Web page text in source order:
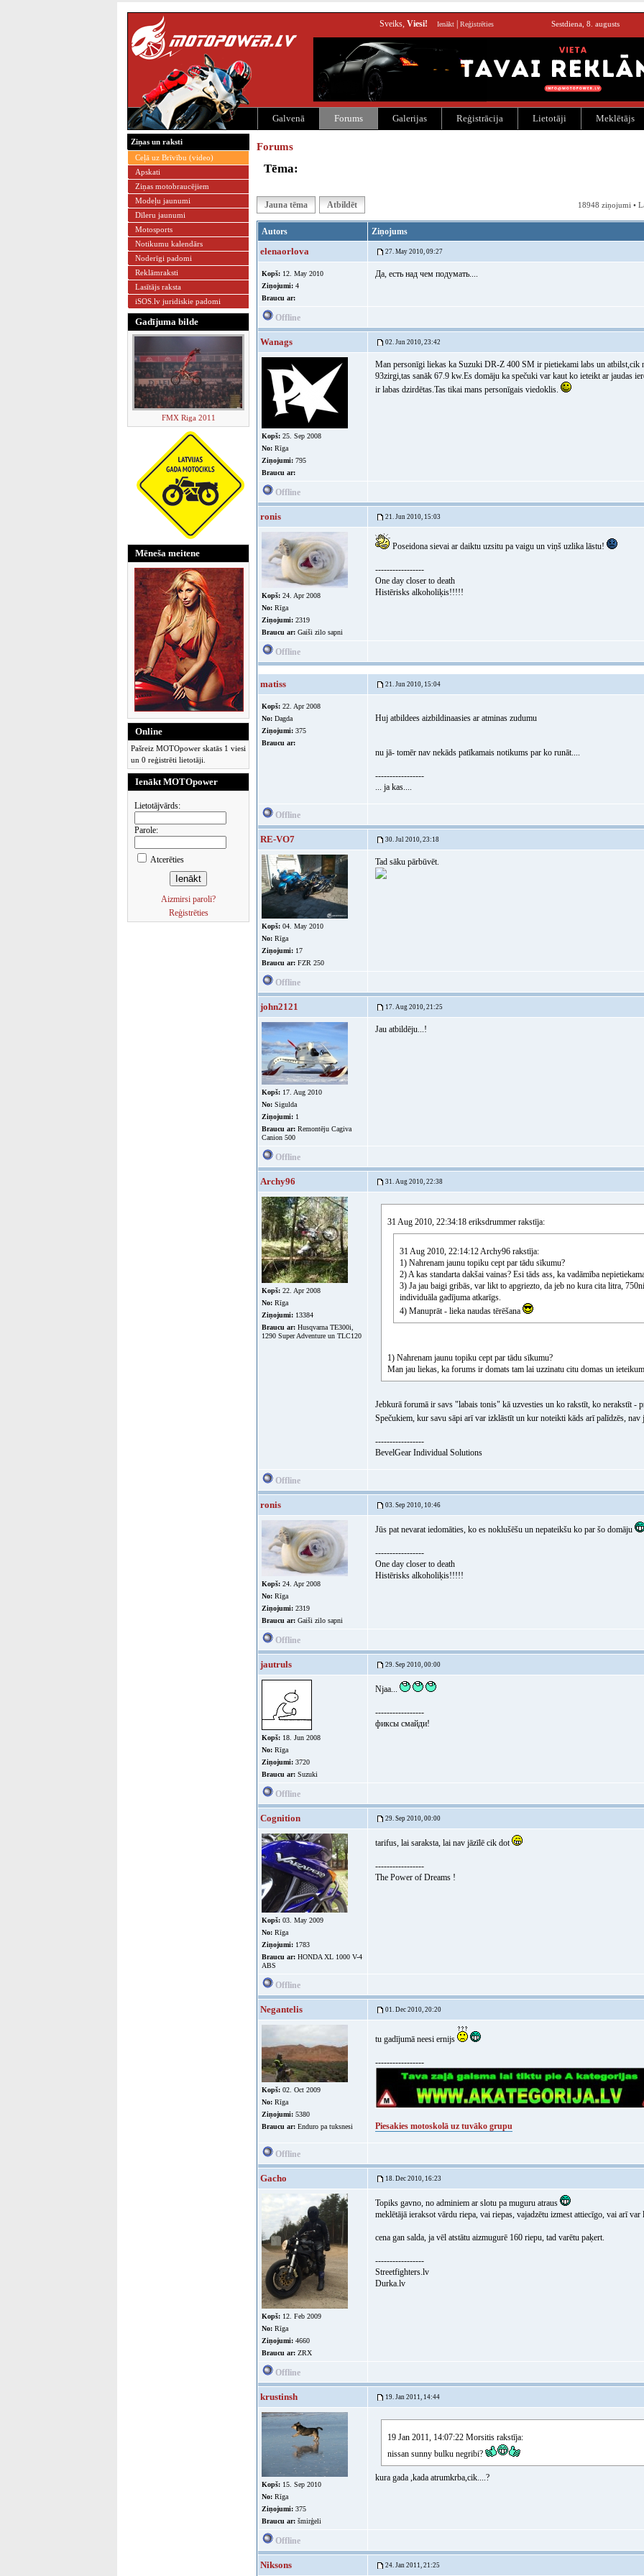
Sveiks, Viesi! Ienākt Reģistrēties Sestdiena, 8. augusts
Galvenā Forums Galerijas Reģistrācija Lietotāji Meklētājs
Ziņas un raksti
Ceļā uz Brīvību (video)
Apskati
Ziņas motobraucējiem
Modeļu jaunumi
Dīleru jaunumi
Motosports
Notikumu kalendārs
Noderīgi padomi
Reklāmraksti
Lasītājs raksta
iSOS.lv juridiskie padomi
Gadījuma bilde
FMX Riga 2011
Mēneša meitene
Online
Pašreiz MOTOpower skatās 1 viesi
un 0 reģistrēti lietotāji.
Ienākt MOTOpower
Lietotājvārds:
Parole:
Atcerēties
Aizmirsi paroli?
Reģistrēties
Forums
Tēma:
Jauna tēma Atbildēt 18948 ziņojumi •
Autors Ziņojums
elenaorlova 27. May 2010, 09:27
Kopš: 12. May 2010
Ziņojumi: 4
Braucu ar:
Да, есть над чем подумать....
Offline
Wanags 02. Jun 2010, 23:42
Kopš: 25. Sep 2008
No: Rīga
Ziņojumi: 795
Braucu ar:
Man personīgi liekas ka Suzuki DR-Z 400 SM ir pietiekami labs un
93zirgi,tas sanāk 67.9 kw.Es domāju ka spečuki var kaut ko ieteikt ar jaudas
ir labas dzirdētas.Tas tikai mans personīgais viedoklis.
Offline
ronis 21. Jun 2010, 15:03
Kopš: 24. Apr 2008
No: Rīga
Ziņojumi: 2319
Braucu ar: Gaiši zilo sapni
Poseidona sievai ar daiktu uzsitu pa vaigu un viņš uzlika lāstu!
-----------------
One day closer to death
Histērisks alkoholiķis!!!!!
Offline
matiss 21. Jun 2010, 15:04
Kopš: 22. Apr 2008
No: Dagda
Ziņojumi: 375
Braucu ar:
Huj atbildees aizbildinaasies ar atminas zudumu
nu jā- tomēr nav nekāds patīkamais notikums par ko runāt....
-----------------
... ja kas....
Offline
RE-VO7 30. Jul 2010, 23:18
Kopš: 04. May 2010
No: Rīga
Ziņojumi: 17
Braucu ar: FZR 250
Tad sāku pārbūvēt.
Offline
john2121 17. Aug 2010, 21:25
Kopš: 17. Aug 2010
No: Sigulda
Ziņojumi: 1
Braucu ar: Remontēju Cagiva
Canion 500
Jau atbildēju...!
Offline
Archy96 31. Aug 2010, 22:38
Kopš: 22. Apr 2008
No: Rīga
Ziņojumi: 13384
Braucu ar: Husqvarna TE300i,
1290 Super Adventure un TLC120
31 Aug 2010, 22:34:18 eriksdrummer rakstīja:
31 Aug 2010, 22:14:12 Archy96 rakstīja:
1) Nahrenam jaunu topiku cept par tādu sīkumu?
2) A kas standarta dakšai vainas? Esi tāds ass, ka vadāmība
3) Ja jau baigi gribās, var likt to apgriezto, da jeb no kura cita litra,
individuāla gadījuma atkarīgs.
4) Manuprāt - lieka naudas tērēšana
1) Nahrenam jaunu topiku cept par tādu sīkumu?
Man jau liekas, ka forums ir domats tam lai uzzinatu citu domas un
Jebkurā forumā ir savs "labais tonis" kā uzvesties un ko rakstīt, ko nerakstīt -
Spečukiem, kur savu sāpi arī var izklāstīt un kur noteikti kāds arī palīdzēs,
-----------------
BevelGear Individual Solutions
Offline
ronis 03. Sep 2010, 10:46
Kopš: 24. Apr 2008
No: Rīga
Ziņojumi: 2319
Braucu ar: Gaiši zilo sapni
Jūs pat nevarat iedomāties, ko es noklušēšu un nepateikšu ko par šo domāju
-----------------
One day closer to death
Histērisks alkoholiķis!!!!!
Offline
jautruls 29. Sep 2010, 00:00
Kopš: 18. Jun 2008
No: Rīga
Ziņojumi: 3720
Braucu ar: Suzuki
Njaa...
-----------------
фиксы смайди!
Offline
Cognition 29. Sep 2010, 00:00
Kopš: 03. May 2009
No: Rīga
Ziņojumi: 1783
Braucu ar: HONDA XL 1000 V-4
ABS
tarifus, lai saraksta, lai nav jāzīlē cik dot
-----------------
The Power of Dreams !
Offline
Negantelis 01. Dec 2010, 20:20
Kopš: 02. Oct 2009
No: Rīga
Ziņojumi: 5380
Braucu ar: Enduro pa tuksnesi
tu gadījumā neesi ernijs
-----------------
Piesakies motoskolā uz tuvāko grupu
Offline
Gacho 18. Dec 2010, 16:23
Kopš: 12. Feb 2009
No: Rīga
Ziņojumi: 4660
Braucu ar: ZRX
Topiks gavno, no adminiem ar slotu pa muguru atraus
meklētājā ieraksot vārdu riepa, vai riepas, vajadzētu izmest attiecīgo, vai arī
cena gan salda, ja vēl atstātu aizmugurē 160 riepu, tad varētu paķert.
-----------------
Streetfighters.lv
Durka.lv
Offline
krustinsh 19. Jan 2011, 14:44
Kopš: 15. Sep 2010
No: Rīga
Ziņojumi: 375
Braucu ar: šmirģeli
19 Jan 2011, 14:07:22 Morsitis rakstīja:
nissan sunny bulku negribi?
kura gada ,kada atrumkrba,cik....?
Offline
Niksons 24. Jan 2011, 21:25